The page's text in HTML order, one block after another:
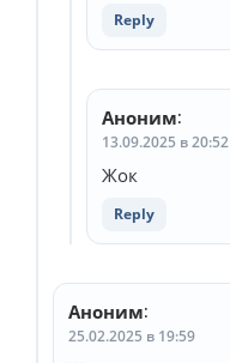
Reply
Аноним:
13.09.2025 в 20:52
Жок
Reply
Аноним:
25.02.2025 в 19:59